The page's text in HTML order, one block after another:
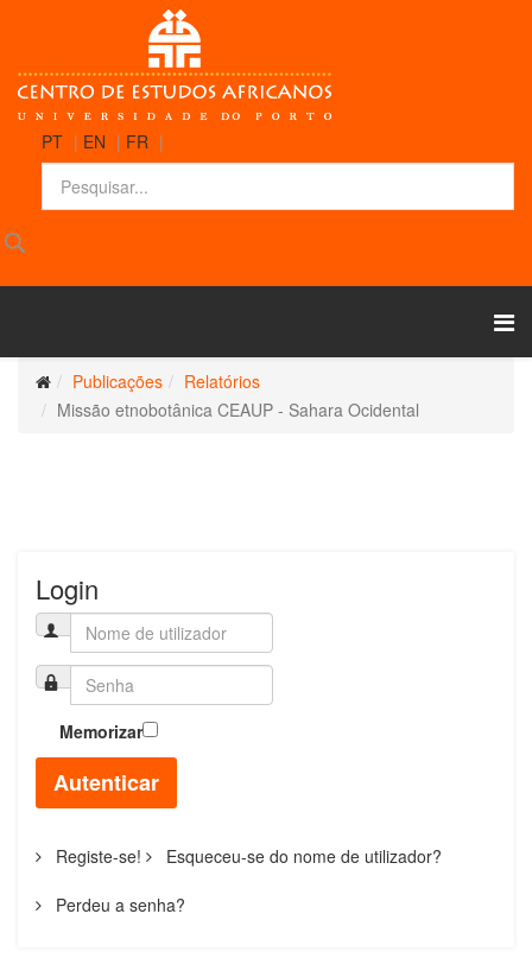
PT | EN | FR |
Publicações
Relatórios
Missão etnobotânica CEAUP - Sahara Ocidental
Login
Memorizar
Autenticar
Registe-se! Esqueceu-se do nome de utilizador?
Perdeu a senha?